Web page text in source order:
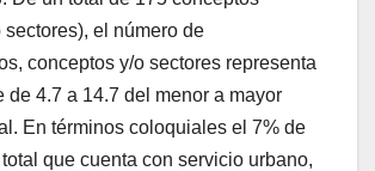
sectores), el número de
conceptos y/o sectores representa
de 4.7 a 14.7 del menor a mayor
En términos coloquiales el 7% de
que cuenta con servicio urbano,